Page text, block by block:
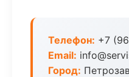
Телефон: +7
Email:
Город: